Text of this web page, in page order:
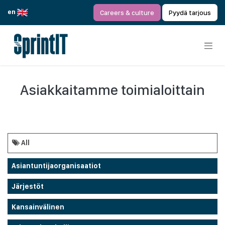
en
Careers & culture Pyydä tarjous
Asiakkaitamme toimialoittain
All
Asiantuntijaorganisaatiot
Järjestöt
Kansainvälinen